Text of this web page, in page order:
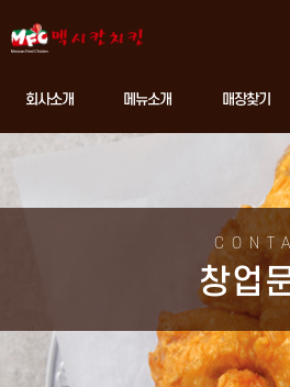
회사소개 메뉴소개 매장찾기
창업